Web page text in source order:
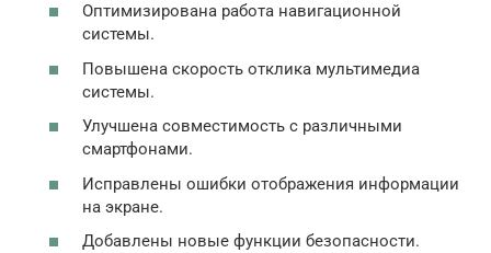
Оптимизирована работа навигационной
системы.
Повышена скорость отклика мультимедиа
системы.
Улучшена совместимость с различными
смартфонами.
Исправлены ошибки отображения информации
на экране.
Добавлены новые функции безопасности.